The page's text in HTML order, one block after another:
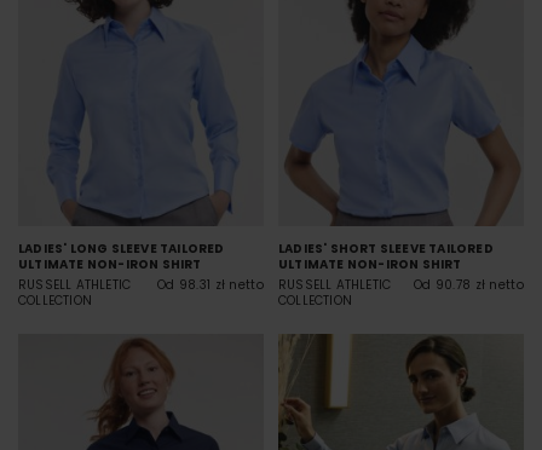
LADIES' LONG SLEEVE TAILORED
ULTIMATE NON-IRON SHIRT
RUSSELL ATHLETIC
COLLECTION
Od 98.31 zł netto
LADIES' SHORT SLEEVE TAILORED
ULTIMATE NON-IRON SHIRT
RUSSELL ATHLETIC
COLLECTION
Od 90.78 zł netto